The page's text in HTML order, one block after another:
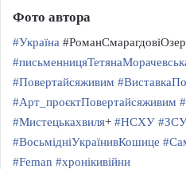
Фото автора
#Україна
#Повертайсяживим
#Арт_проєктПовертайсяживим
#Мистецькахвиля+ #НСХУ
#ВосьмідніУкраїнивКошице
#Feman #хронікивійни